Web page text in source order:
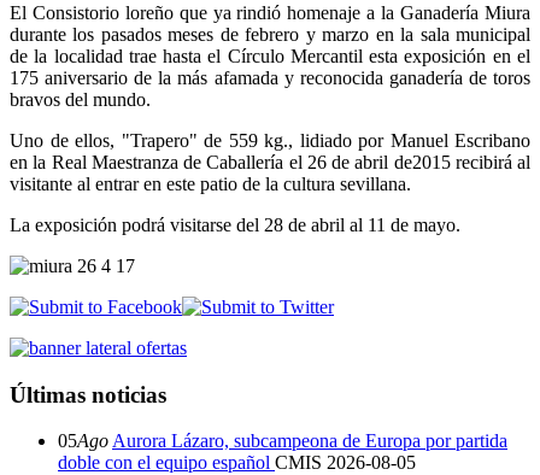
El Consistorio loreño que ya rindió homenaje a la Ganadería Miura
durante los pasados meses de febrero y marzo en la sala municipal
de la localidad trae hasta el Círculo Mercantil esta exposición en el
175 aniversario de la más afamada y reconocida ganadería de toros
bravos del mundo.
Uno de ellos, "Trapero" de 559 kg., lidiado por Manuel Escribano
en la Real Maestranza de Caballería el 26 de abril de2015 recibirá al
visitante al entrar en este patio de la cultura sevillana.
La exposición podrá visitarse del 28 de abril al 11 de mayo.
Últimas noticias
05Ago Aurora Lázaro, subcampeona de Europa por partida
doble con el equipo español CMIS 2026-08-05